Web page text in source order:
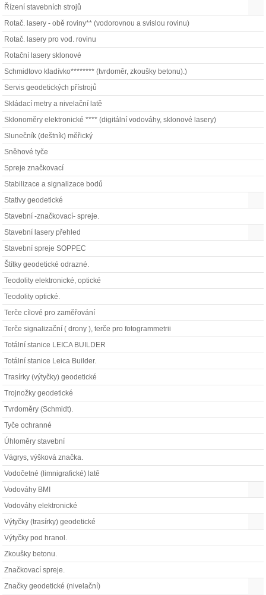
Řízení stavebních strojů
Rotač. lasery - obě roviny** (vodorovnou a svislou rovinu)
Rotač. lasery pro vod. rovinu
Rotační lasery sklonové
Schmidtovo kladívko******** (tvrdoměr, zkoušky betonu).)
Servis geodetických přístrojů
Skládací metry a nivelační latě
Sklonoměry elektronické **** (digitální vodováhy, sklonové lasery)
Slunečník (deštník) měřický
Sněhové tyče
Spreje značkovací
Stabilizace a signalizace bodů
Stativy geodetické
Stavební -značkovací- spreje.
Stavební lasery přehled
Stavební spreje SOPPEC
Štítky geodetické odrazné.
Teodolity elektronické, optické
Teodolity optické.
Terče cílové pro zaměřování
Terče signalizační ( drony ), terče pro fotogrammetrii
Totální stanice LEICA BUILDER
Totální stanice Leica Builder.
Trasírky (výtyčky) geodetické
Trojnožky geodetické
Tvrdoměry (Schmidt).
Tyče ochranné
Úhloměry stavební
Vágrys, výšková značka.
Vodočetné (limnigrafické) latě
Vodováhy BMI
Vodováhy elektronické
Výtyčky (trasírky) geodetické
Výtyčky pod hranol.
Zkoušky betonu.
Značkovací spreje.
Značky geodetické (nivelační)